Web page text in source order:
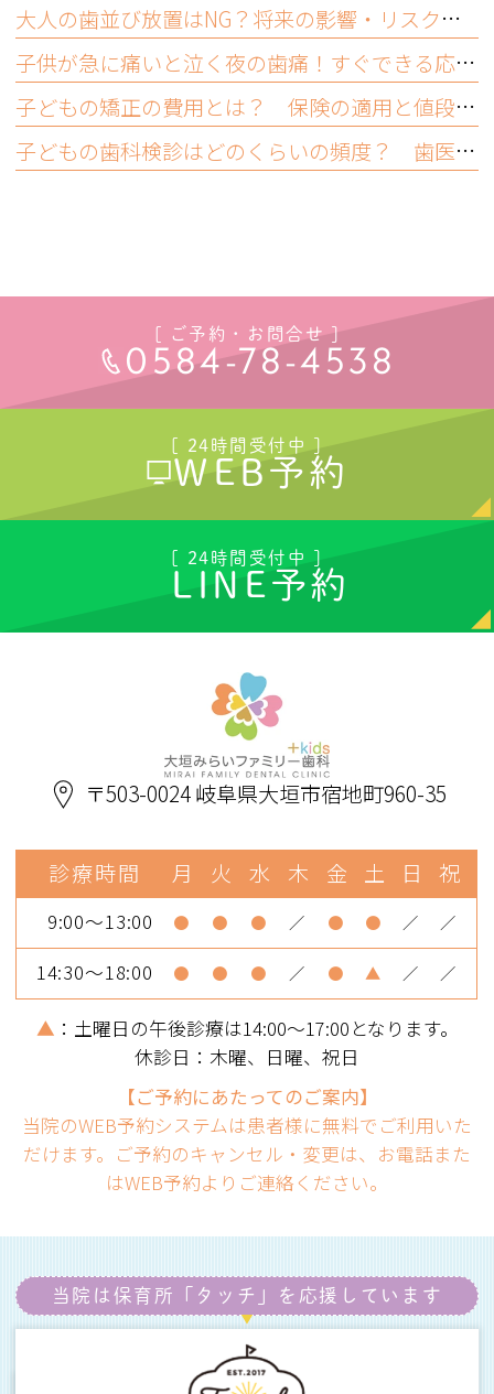
大人の歯並び放置はNG？将来の影響・リスクと今できるむし歯予防
子供が急に痛いと泣く夜の歯痛！すぐできる応急処置と受診の目安
子どもの矯正の費用とは？ 保険の適用と値段の相場について
子どもの歯科検診はどのくらいの頻度？ 歯医者では何をする？
[ ご予約・お問合せ ]
0584-78-4538
[ 24時間受付中 ]
WEB予約
[ 24時間受付中 ]
LINE予約
〒503-0024 岐阜県大垣市宿地町960-35
診療時間 月 火 水 木 金 土 日 祝
9:00～13:00 ● ● ● ／ ● ● ／ ／
14:30～18:00 ● ● ● ／ ● ▲ ／ ／
▲ ：土曜日の午後診療は14:00～17:00となります。
休診日：木曜、日曜、祝日
【ご予約にあたってのご案内】
当院のWEB予約システムは患者様に無料でご利用いた
だけます。ご予約のキャンセル・変更は、お電話また
はWEB予約よりご連絡ください。
当院は保育所「タッチ」を 応援しています